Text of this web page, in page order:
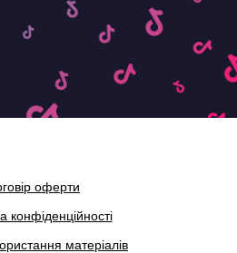
оферти
конфіденційності
матеріалів